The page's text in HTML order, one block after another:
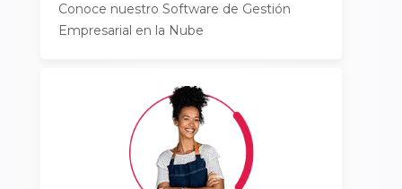
Conoce nuestro Software de Gestión
Empresarial en la Nube